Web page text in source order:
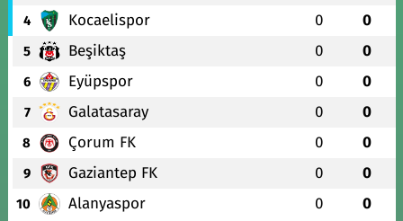
4 Kocaelispor 0 0
5 Beşiktaş 0 0
6 Eyüpspor 0 0
7 Galatasaray 0 0
8 Çorum FK 0 0
9 Gaziantep FK 0 0
10 Alanyaspor 0 0